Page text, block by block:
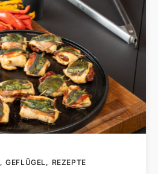
GEFLÜGEL REZEPTE